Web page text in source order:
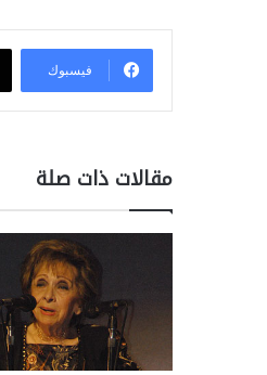
فيسبوك
مقالات ذات صلة